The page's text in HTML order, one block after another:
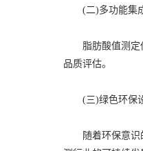
(二)多功能集
脂肪酸值测定仪
品质评估。
(三)绿色环保
随着环保意识的